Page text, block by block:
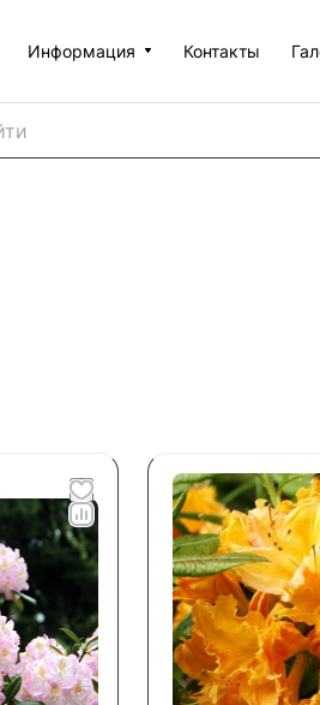
Информация Контакты